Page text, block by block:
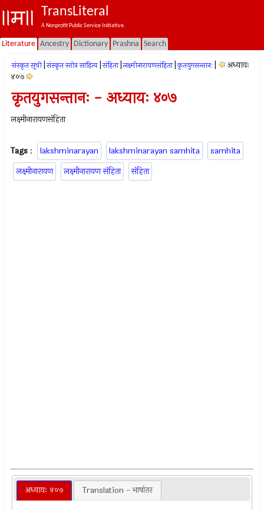
TransLiteral
A Nonprofit Public Service Initiative.
Literature Ancestry Dictionary Prashna Search
संस्कृत सूची संस्कृत स्तोत्र साहित्य संहिता लक्ष्मीनारायणसंहिता कृतयुगसन्तानः
अध्यायः
४०७
कृतयुगसन्तानः - अध्यायः ४०७
लक्ष्मीनारायणसंहिता
Tags : lakshminarayan lakshminarayan samhita
samhita
लक्ष्मीनारायण
लक्ष्मीनारायण संहिता संहिता
अध्यायः ४०७ Translation - भाषांतर